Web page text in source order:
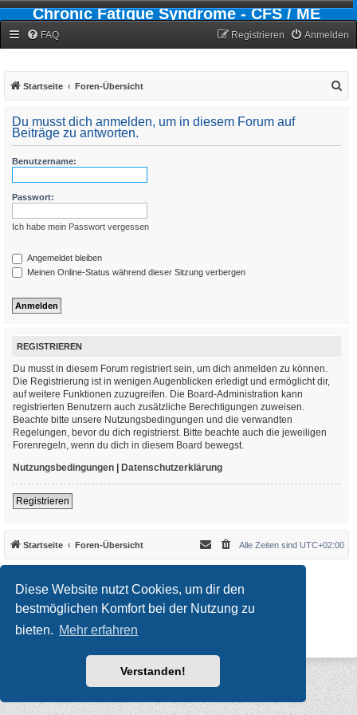
Diese Website nutzt Cookies, um dir den
bestmöglichen Komfort bei der Nutzung zu
bieten. Mehr erfahren
Verstanden!
Chronic Fatigue Syndrome - CFS / ME
FAQ Anmelden
Registrieren
Startseite Foren-Übersicht
Du musst dich anmelden, um in diesem Forum auf
Beiträge zu antworten.
Benutzername:
Passwort:
Ich habe mein Passwort vergessen
Angemeldet bleiben
Meinen Online-Status während dieser Sitzung verbergen
REGISTRIEREN
Du musst in diesem Forum registriert sein, um dich anmelden zu können.
Die Registrierung ist in wenigen Augenblicken erledigt und ermöglicht dir,
auf weitere Funktionen zuzugreifen. Die Board-Administration kann
registrierten Benutzern auch zusätzliche Berechtigungen zuweisen.
Beachte bitte unsere Nutzungsbedingungen und die verwandten
Regelungen, bevor du dich registrierst. Bitte beachte auch die jeweiligen
Forenregeln, wenn du dich in diesem Board bewegst.
Nutzungsbedingungen | Datenschutzerklärung
Registrieren
Startseite Foren-Übersicht Alle Zeiten sind UTC+02:00
Updated to 3.3.x by
MannixMD
*Style version: 3.4.10
Powered byphpBB ® Forum Software © phpBB Limited
Datenschutz